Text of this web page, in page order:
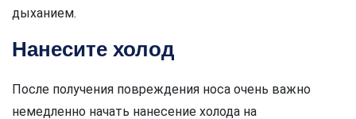
дыханием.
Нанесите холод
После получения повреждения носа очень важно
немедленно начать нанесение холода на